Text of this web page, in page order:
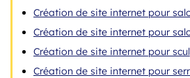
Création de site internet pour
Création de site internet pour
Création de site internet pour
Création de site internet pour